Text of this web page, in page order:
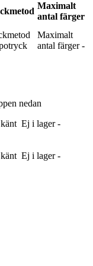
Maximalt
antal färger
Maximalt
antal färger -
nedan
Ej i lager -
Ej i lager -